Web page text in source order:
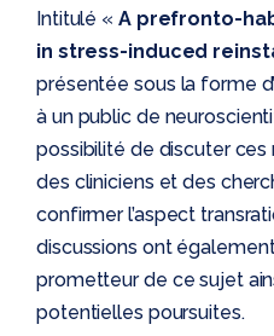
Intitulé « A prefronto-
in stress-induced
présentée sous la forme
à un public de
possibilité de discuter
des cliniciens et des
confirmer l’aspect
discussions ont
prometteur de ce sujet
potentielles poursuites.